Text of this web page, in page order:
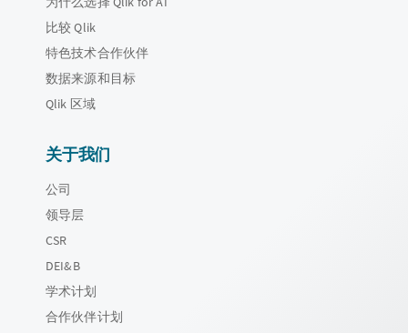
比较 Qlik
特色技术合作伙伴
数据来源和目标
Qlik 区域
关于我们
公司
领导层
CSR
DEI&B
学术计划
合作伙伴计划